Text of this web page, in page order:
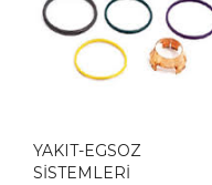
YAKIT-EGSOZ
SİSTEMLERİ